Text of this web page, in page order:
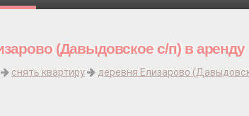
(Давыдовское с/п) в аренду
снять квартиру
деревня Елизарово